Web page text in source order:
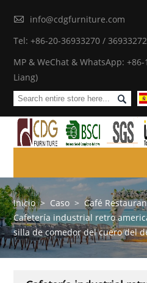

info@cdgfurniture.com
Tel: +86-20-36933270 /
MP & WeChat & WhatsApp:
Liang)

Inicio > Caso > Café
Cafetería industrial retro
silla de comedor del cuero del